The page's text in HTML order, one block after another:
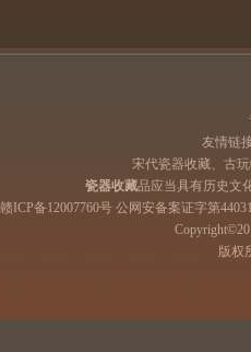
友情链
宋代瓷器收藏、古
瓷器收藏品应当具有历史文
赣ICP备12007760号 公网安备案证字第
版权